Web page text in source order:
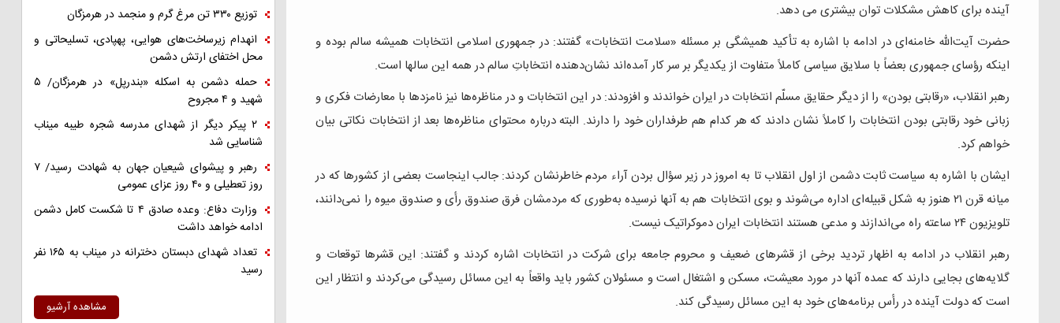
آینده برای کاهش مشکلات توان بیشتری می دهد.
حضرت آیت‌الله خامنه‌ای در ادامه با اشاره به تأکید همیشگی بر مسئله «سلامت انتخابات» گفتند: در جمهوری اسلامی انتخابات همیشه سالم بوده و
اینکه رؤسای جمهوری بعضاً با سلایق سیاسی کاملاً متفاوت از یکدیگر بر سر کار آمده‌اند نشان‌دهنده انتخاباتِ سالم در همه این سالها است.
رهبر انقلاب، «رقابتی بودن» را از دیگر حقایق مسلّم انتخابات در ایران خواندند و افزودند: در این انتخابات و در مناظره‌ها نیز نامزدها با معارضات فکری و
زبانی خود رقابتی بودن انتخابات را کاملاً نشان دادند که هر کدام هم طرفداران خود را دارند. البته درباره محتوای مناظره‌ها بعد از انتخابات نکاتی بیان
خواهم کرد.
ایشان با اشاره به سیاست ثابت دشمن از اول انقلاب تا به امروز در زیر سؤال بردن آراء مردم خاطرنشان کردند: جالب اینجاست بعضی از کشورها که در
میانه قرن ۲۱ هنوز به شکل قبیله‌ای اداره می‌شوند و بوی انتخابات هم به آنها نرسیده به‌طوری که مردمشان فرق صندوق رأی و صندوق میوه را نمی‌دانند،
تلویزیون ۲۴ ساعته راه می‌اندازند و مدعی هستند انتخابات ایران دموکراتیک نیست.
رهبر انقلاب در ادامه به اظهار تردید برخی از قشرهای ضعیف و محروم جامعه برای شرکت در انتخابات اشاره کردند و گفتند: این قشرها توقعات و
گلایه‌های بجایی دارند که عمده آنها در مورد معیشت، مسکن و اشتغال است و مسئولان کشور باید واقعاً به این مسائل رسیدگی می‌کردند و انتظار این
است که دولت آینده در رأس برنامه‌های خود به این مسائل رسیدگی کند.
توزیع ۳۳۰ تن مرغ گرم و منجمد در هرمزگان
انهدام زیرساخت‌های هوایی، پهپادی، تسلیحاتی و
محل اختفای ارتش دشمن
حمله دشمن به اسکله «بندرپل» در هرمزگان/ ۵
شهید و ۴ مجروح
۲ پیکر دیگر از شهدای مدرسه شجره طیبه میناب
شناسایی شد
رهبر و پیشوای شیعیان جهان به شهادت رسید/ ۷
روز تعطیلی و ۴۰ روز عزای عمومی
وزارت دفاع: وعده صادق ۴ تا شکست کامل دشمن
ادامه خواهد داشت
تعداد شهدای دبستان دخترانه در میناب به ۱۶۵ نفر
رسید
مشاهده آرشیو